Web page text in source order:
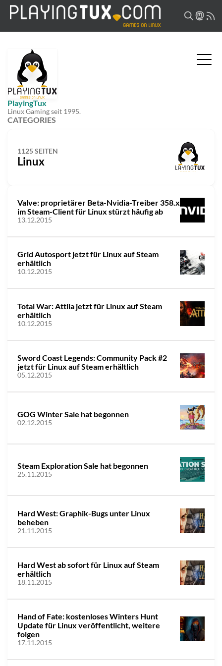
PlayingTux
Linux Gaming seit 1995.
CATEGORIES
1125 SEITEN
Linux
Valve: proprietärer Beta-Nvidia-Treiber 358.x
im Steam-Client für Linux stürzt häufig ab
13.12.2015
Grid Autosport jetzt für Linux auf Steam
erhältlich
10.12.2015
Total War: Attila jetzt für Linux auf Steam
erhältlich
10.12.2015
Sword Coast Legends: Community Pack #2
jetzt für Linux auf Steam erhältlich
05.12.2015
GOG Winter Sale hat begonnen
02.12.2015
Steam Exploration Sale hat begonnen
25.11.2015
Hard West: Graphik-Bugs unter Linux
beheben
21.11.2015
Hard West ab sofort für Linux auf Steam
erhältlich
18.11.2015
Hand of Fate: kostenloses Winters Hunt
Update für Linux veröffentlicht, weitere
folgen
17.11.2015